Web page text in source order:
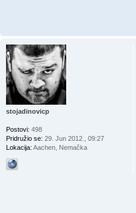
stojadinovicp
Postovi: 498
Pridružio se: 29. Jun 2012., 09:27
Lokacija: Aachen, Nemačka